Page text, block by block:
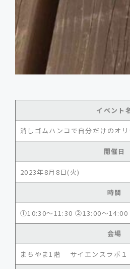
イベント
消しゴムハンコで自分だけのオ
開催日
2023年8月8日(火)
時間
①10:30〜11:30 ②13:00〜14:00
会場
まちやま1階 サイエンスラボ１